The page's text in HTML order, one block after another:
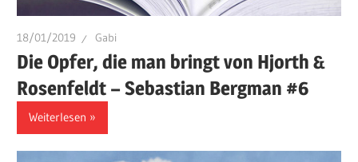
18/01/2019 Gabi
Die Opfer, die man bringt von Hjorth &
Rosenfeldt – Sebastian Bergman #6
Weiterlesen